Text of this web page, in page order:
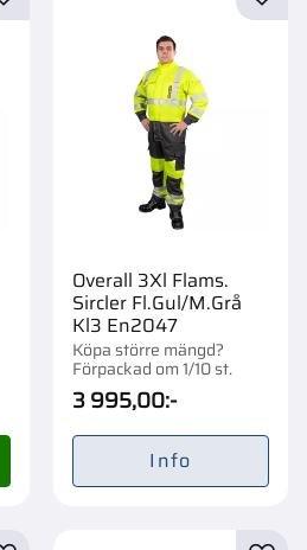
Lägg till i favoriter
Overall 3Xl Flams.
Sircler Fl.Gul/M.Grå
Kl3 En2047
Köpa större mängd?
Förpackad om 1/10 st.
3 995,00:-
Info